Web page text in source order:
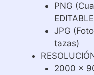
PNG
JPG
tazas)
2000 x